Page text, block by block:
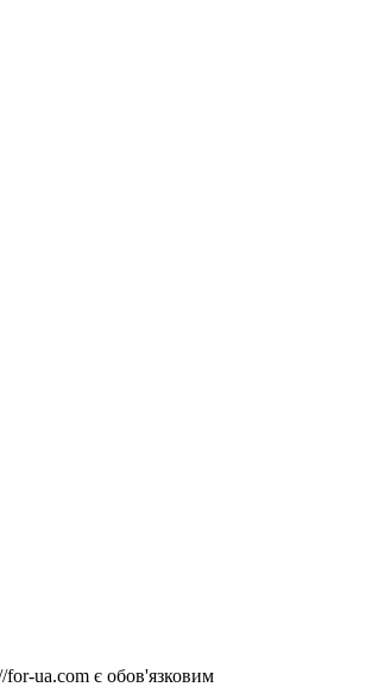
for-ua.com є обов'язковим